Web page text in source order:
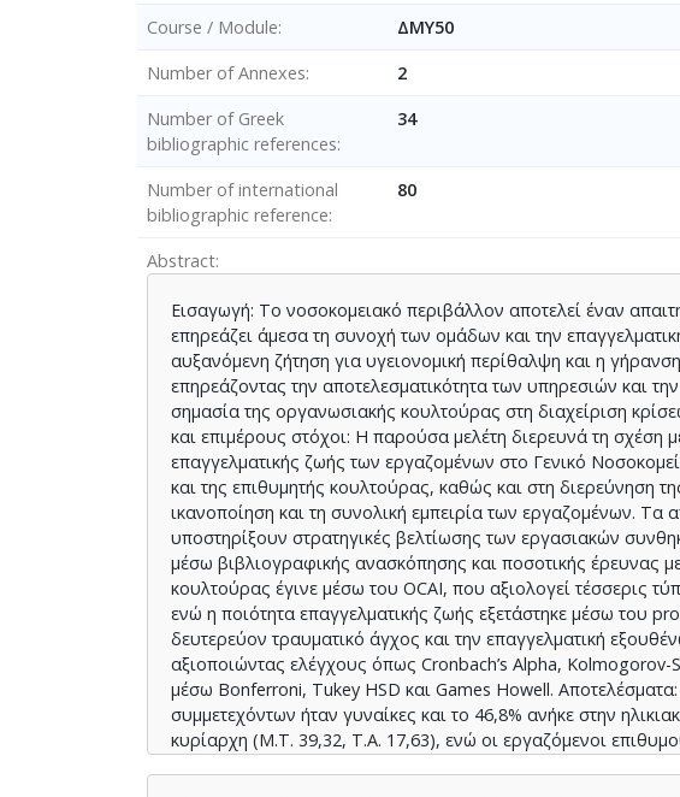
Course / Module
ΔΜΥ50
Number of Annexes
2
Number of Greek
bibliographic references
34
Number of international
bibliographic reference
80
Abstract
Εισαγωγή: Το νοσοκομειακό περιβάλλον αποτελεί έναν
επηρεάζει άμεσα τη συνοχή των ομάδων και την
αυξανόμενη ζήτηση για υγειονομική περίθαλψη και η
επηρεάζοντας την αποτελεσματικότητα των υπηρεσιών και
σημασία της οργανωσιακής κουλτούρας στη διαχείριση
και επιμέρους στόχοι: Η παρούσα μελέτη διερευνά τη σχέση
επαγγελματικής ζωής των εργαζομένων στο Γενικό
και της επιθυμητής κουλτούρας, καθώς και στη διερεύνηση
ικανοποίηση και τη συνολική εμπειρία των εργαζομένων.
υποστηρίξουν στρατηγικές βελτίωσης των εργασιακών
μέσω βιβλιογραφικής ανασκόπησης και ποσοτικής έρευνας
κουλτούρας έγινε μέσω του OCAI, που αξιολογεί τέσσερις
ενώ η ποιότητα επαγγελματικής ζωής εξετάστηκε μέσω του
δευτερεύον τραυματικό άγχος και την επαγγελματική
αξιοποιώντας ελέγχους όπως Cronbach’s Alpha,
μέσω Bonferroni, Tukey HSD και Games Howell.
συμμετεχόντων ήταν γυναίκες και το 46,8% ανήκε στην
κυρίαρχη (Μ.Τ. 39,32, Τ.Α. 17,63), ενώ οι εργαζόμενοι